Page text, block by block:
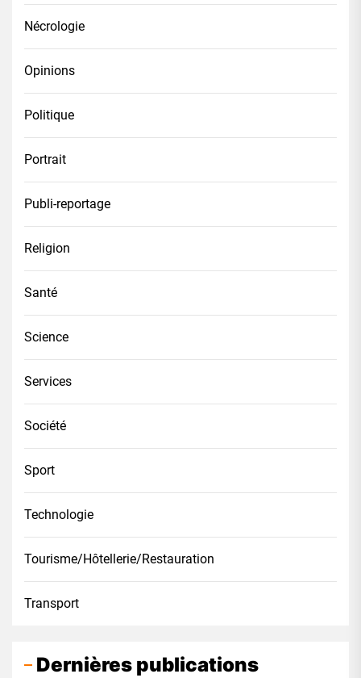
Nécrologie
Opinions
Politique
Portrait
Publi-reportage
Religion
Santé
Science
Services
Société
Sport
Technologie
Tourisme/Hôtellerie/Restauration
Transport
Dernières publications